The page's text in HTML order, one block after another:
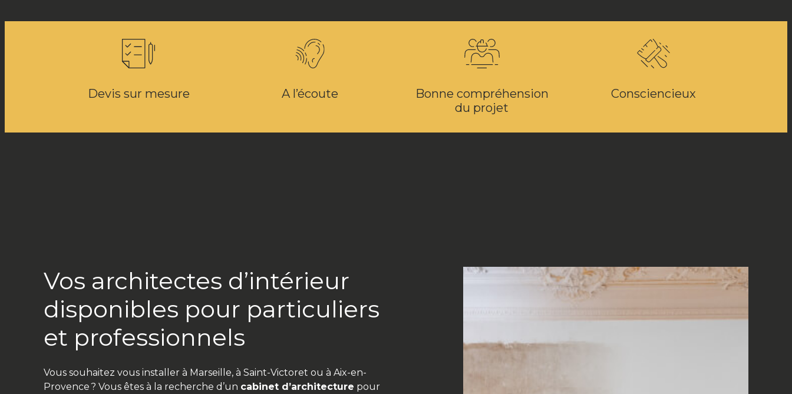
Devis sur mesure A l’écoute
Bonne compréhension
du projet
Consciencieux
Vos architectes d’intérieur
disponibles pour particuliers
et professionnels
Vous souhaitez vous installer à Marseille, à Saint-Victoret ou à Aix-en-
Provence ? Vous êtes à la recherche d’un cabinet d’architecture pour